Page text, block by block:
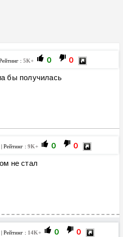
: 5K+ 0 0
бы получилась
| Рейтинг : 9K+ 0 0
не стал
| Рейтинг : 14K+ 0 0